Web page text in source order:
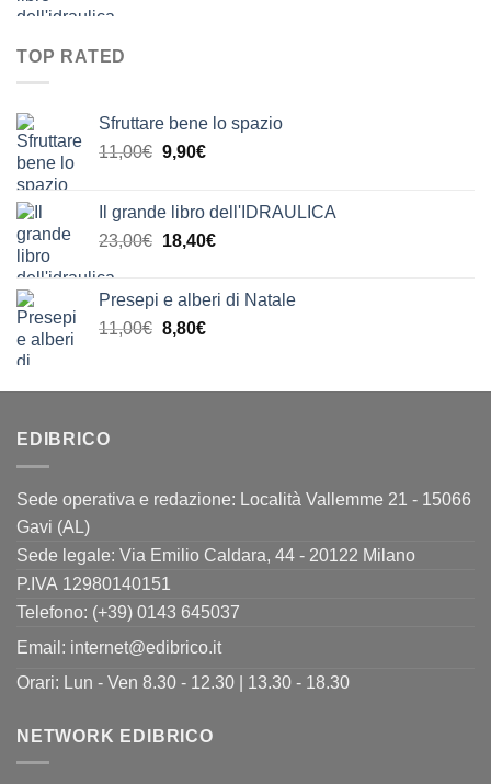
TOP RATED
Sfruttare bene lo spazio
11,00€ Il
era:
11,00€.
9,90€Il
è:
9,90€.
Il grande libro dell'IDRAULICA
23,00€ Il
era:
23,00€.
18,40€Il
è:
Presepi e alberi di Natale
11,00€ Il
era:
8,80€Il
è:
EDIBRICO
Sede operativa e redazione: Località Vallemme 21 - 15066
Gavi (AL)
Sede legale: Via Emilio Caldara, 44 - 20122 Milano
P.IVA 12980140151
Telefono: (+39) 0143 645037
Email: internet@edibrico.it
Orari: Lun - Ven 8.30 - 12.30 | 13.30 - 18.30
NETWORK EDIBRICO